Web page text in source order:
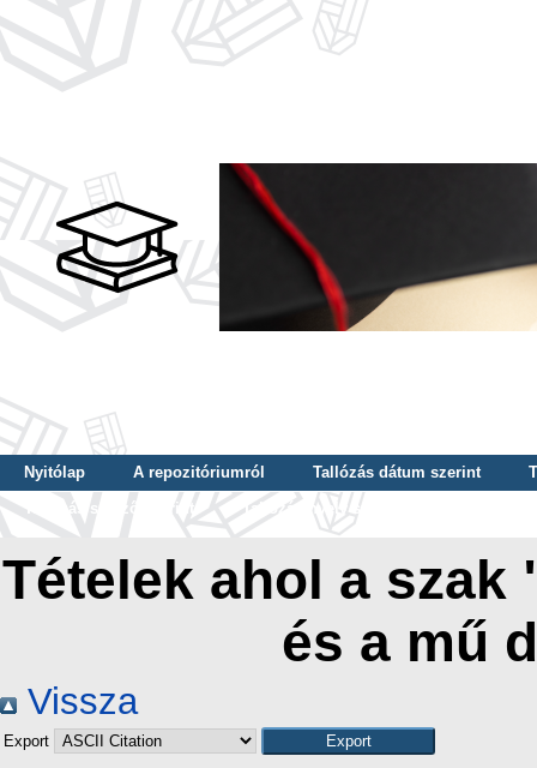
Nyitólap A repozitóriumról Tallózás dátum szerint
Tallózás szerző szerint
Tallózás nyelv szerint
Tételek ahol a
és a mű
Vissza
Export